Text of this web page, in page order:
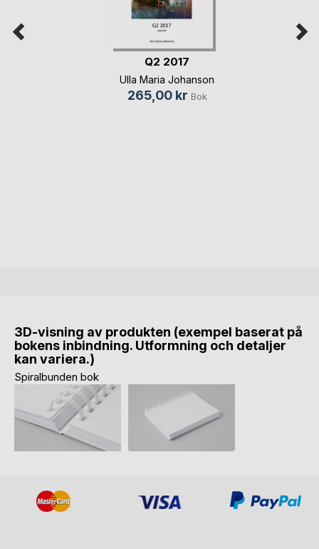
Q2 2017
Ulla Maria Johanson
265,00 kr Bok
3D-visning av produkten (exempel baserat på
bokens inbindning. Utformning och detaljer
kan variera.)
Spiralbunden bok